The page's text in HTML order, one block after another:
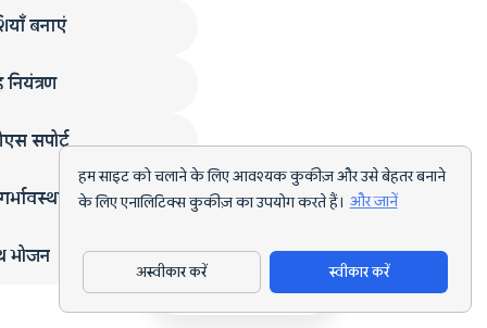
हम साइट को चलाने के लिए आवश्यक कुकीज़ और उसे बेहतर बनाने
के लिए एनालिटिक्स कुकीज़ का उपयोग करते हैं। और जानें
अस्वीकार करें स्वीकार करें
ऐप डाउनलोड करें
बनाएं
सपोर्ट
भोजन